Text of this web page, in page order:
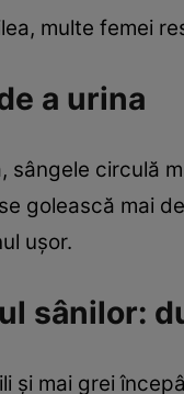
multe femei
a urina
sângele circulă
golească mai
ușor.
sânilor:
și mai grei